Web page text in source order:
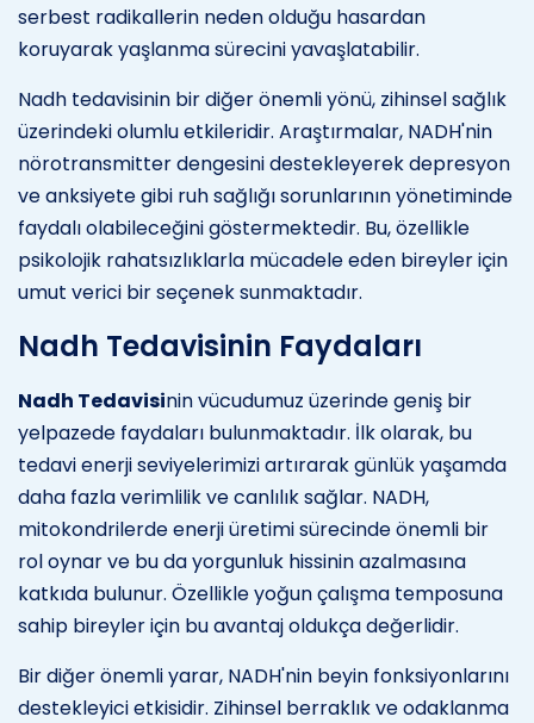
serbest radikallerin neden olduğu hasardan
koruyarak yaşlanma sürecini yavaşlatabilir.
Nadh tedavisinin bir diğer önemli yönü, zihinsel sağlık
üzerindeki olumlu etkileridir. Araştırmalar, NADH'nin
nörotransmitter dengesini destekleyerek depresyon
ve anksiyete gibi ruh sağlığı sorunlarının yönetiminde
faydalı olabileceğini göstermektedir. Bu, özellikle
psikolojik rahatsızlıklarla mücadele eden bireyler için
umut verici bir seçenek sunmaktadır.
Nadh Tedavisinin Faydaları
Nadh Tedavisinin vücudumuz üzerinde geniş bir
yelpazede faydaları bulunmaktadır. İlk olarak, bu
tedavi enerji seviyelerimizi artırarak günlük yaşamda
daha fazla verimlilik ve canlılık sağlar. NADH,
mitokondrilerde enerji üretimi sürecinde önemli bir
rol oynar ve bu da yorgunluk hissinin azalmasına
katkıda bulunur. Özellikle yoğun çalışma temposuna
sahip bireyler için bu avantaj oldukça değerlidir.
Bir diğer önemli yarar, NADH'nin beyin fonksiyonlarını
destekleyici etkisidir. Zihinsel berraklık ve odaklanma